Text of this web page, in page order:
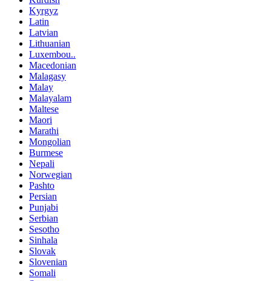
Kyrgyz
Latin
Latvian
Lithuanian
Luxembou..
Macedonian
Malagasy
Malay
Malayalam
Maltese
Maori
Marathi
Mongolian
Burmese
Nepali
Norwegian
Pashto
Persian
Punjabi
Serbian
Sesotho
Sinhala
Slovak
Slovenian
Somali